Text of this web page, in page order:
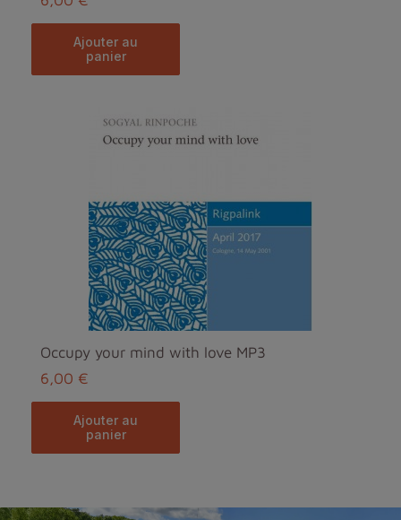
ajouter au
panier
Occupy your mind with love MP3
6,00 €
ajouter au
panier